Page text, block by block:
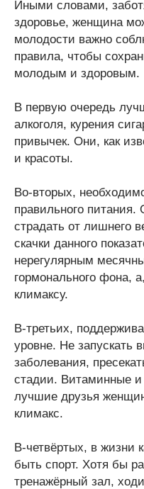
Иными словами,
здоровье, женщина
молодости важно
правила, чтобы
молодым и здоровым.
В первую очередь
алкоголя, курения
привычек. Они, как
и красоты.
Во-вторых,
правильного
страдать от лишнего
скачки данного
нерегулярным
гормонального фона,
климаксу.
В-третьих,
уровне. Не запускать
заболевания,
стадии. Витаминные
лучшие друзья
климакс.
В-четвёртых, в жизни
быть спорт. Хотя бы
тренажёрный зал,